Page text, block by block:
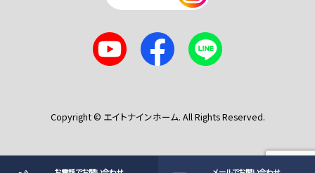
Copyright © エイトナインホーム. All Rights Reserved.